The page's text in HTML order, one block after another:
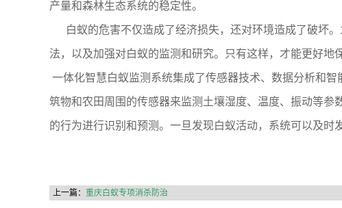
产量和森林生态系统的稳定性。
白蚁的危害不仅造成了经济损失，还对环境造成了破坏。
法，以及加强对白蚁的监测和研究。只有这样，才能更好地
一体化智慧白蚁监测系统集成了传感器技术、数据分析和
筑物和农田周围的传感器来监测土壤湿度、温度、振动等
的行为进行识别和预测。一旦发现白蚁活动，系统可以及时
上一篇： 重庆白蚁专项消杀防治